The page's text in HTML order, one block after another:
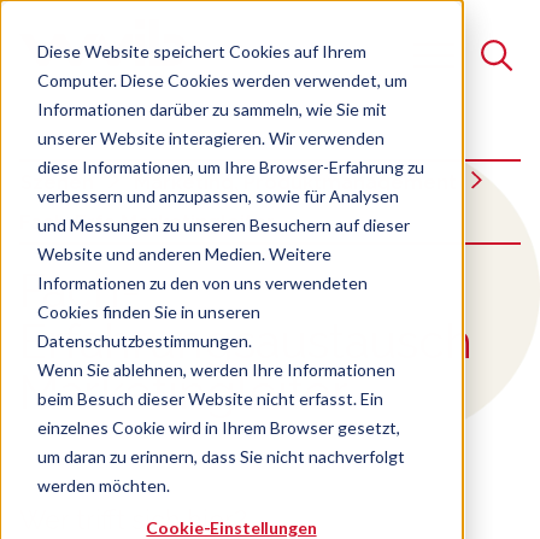
Diese Website speichert Cookies auf Ihrem
Computer. Diese Cookies werden verwendet, um
Informationen darüber zu sammeln, wie Sie mit
unserer Website interagieren. Wir verwenden
diese Informationen, um Ihre Browser-Erfahrung zu
verbessern und anzupassen, sowie für Analysen
und Messungen zu unseren Besuchern auf dieser
Website und anderen Medien. Weitere
Informationen zu den von uns verwendeten
Cookies finden Sie in unseren
Datenschutzbestimmungen.
Wenn Sie ablehnen, werden Ihre Informationen
beim Besuch dieser Website nicht erfasst. Ein
einzelnes Cookie wird in Ihrem Browser gesetzt,
um daran zu erinnern, dass Sie nicht nachverfolgt
werden möchten.
Cookie-Einstellungen
Suche
Es gibt keine Vorschläge, da das Suchfeld leer ist.
Marketing, Produktmanagement
Fach-Erfa Marketingleiter
Fach-
Erfahrungsaustausch
Marketingleiter
Wer trifft sich hier?